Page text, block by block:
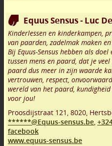
Equus Sensus - Luc
Kinderlessen en kinderkampen,
van paarden, zadelmak maken
Bij Equus-Sensus hebben als
tussen mens en paard, dat je
paard dus meer in zijn waarde
vertrouwen, respect,
wereld van het paard,
voor jou!
Proosdijstraat 121 , 8020,
******@Equus-sensus.be,
facebook
www.equus-sensus.be